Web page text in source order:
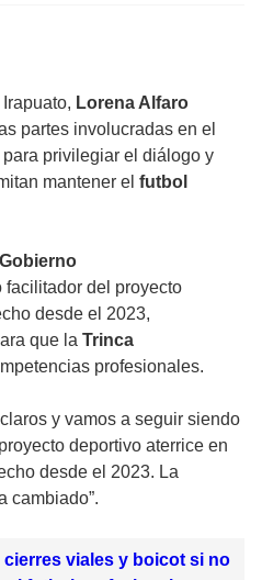
Lorena Alfaro
partes involucradas en el
para privilegiar el diálogo y
mantener el futbol
Gobierno
facilitador del proyecto
desde el 2023,
que la Trinca
profesionales.
y vamos a seguir siendo
deportivo aterrice en
desde el 2023. La
cambiado”.
cierres viales y boicot si no